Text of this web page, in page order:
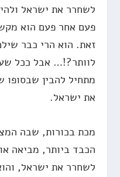
לשחרר את ישראל
פעם אחר פעם הוא
זאת. הוא הרי כבר
לוותר?!… אבל ככל
מתחיל להבין
את ישראל.
מכת בכורות, שבה
הכבד ביותר, מביאה
לשחרר את ישראל,